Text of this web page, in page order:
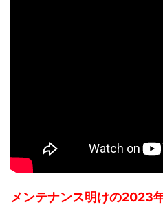
メンテナンス明けの2023